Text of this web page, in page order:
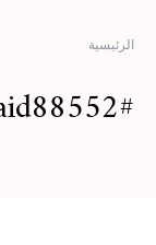
الرئيسية
#said88552